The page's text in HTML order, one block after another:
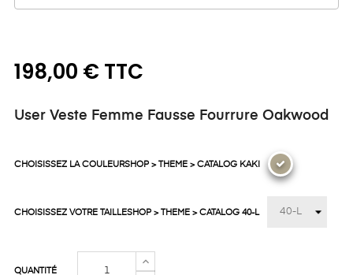
198,00 € TTC
User Veste Femme Fausse Fourrure Oakwood
CHOISISSEZ LA COULEURSHOP > THEME > CATALOG KAKI
CHOISISSEZ VOTRE TAILLESHOP > THEME > CATALOG 40-L
QUANTITÉ